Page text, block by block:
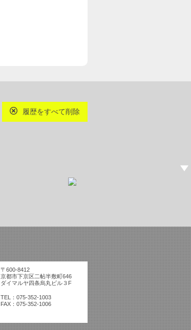
履歴をすべて削除
〒600-8412
京都市下京区二帖半敷町646
ダイマルヤ四条烏丸ビル３F
TEL：075-352-1003
FAX：075-352-1006